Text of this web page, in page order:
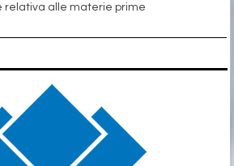
relativa alle materie prime